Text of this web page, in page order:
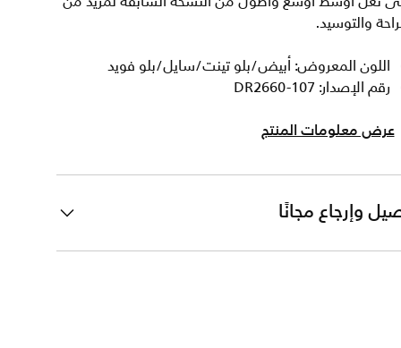
والتوسيد.
اللون المعروض: أبيض/بلو تينت/سايل/بلو فويد
رقم الإصدار: DR2660-107
عرض معلومات المنتج
وإرجاع مجانًا